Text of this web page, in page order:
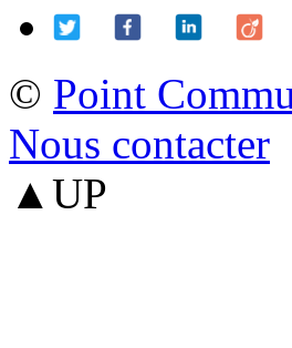
© Point
Nous contacter
▲UP